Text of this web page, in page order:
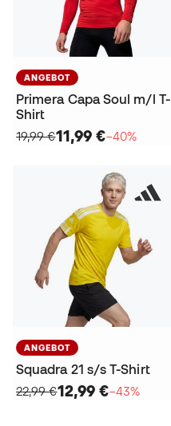
ANGEBOT
Primera Capa Soul m/l T-
Shirt
19,99 €11,99 €−40%
ANGEBOT
Squadra 21 s/s T-Shirt
22,99 €12,99 €−43%